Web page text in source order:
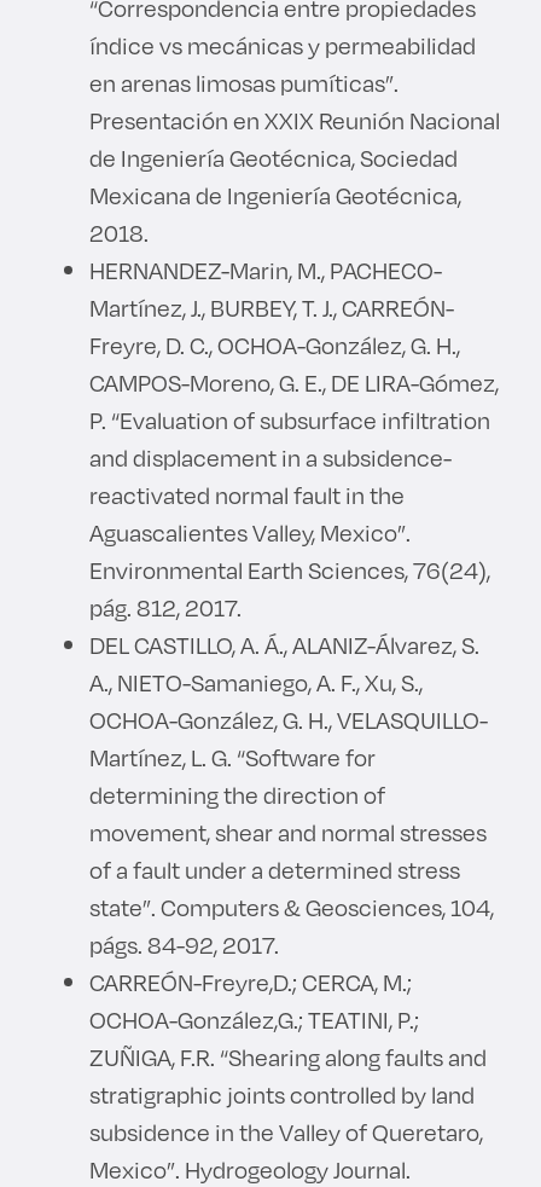
“Correspondencia entre propiedades
índice vs mecánicas y permeabilidad
en arenas limosas pumíticas”.
Presentación en XXIX Reunión Nacional
de Ingeniería Geotécnica, Sociedad
Mexicana de Ingeniería Geotécnica,
2018.
HERNANDEZ-Marin, M., PACHECO-
Martínez, J., BURBEY, T. J., CARREÓN-
Freyre, D. C., OCHOA-González, G. H.,
CAMPOS-Moreno, G. E., DE LIRA-Gómez,
P. “Evaluation of subsurface infiltration
and displacement in a subsidence-
reactivated normal fault in the
Aguascalientes Valley, Mexico”.
Environmental Earth Sciences, 76(24),
pág. 812, 2017.
DEL CASTILLO, A. Á., ALANIZ-Álvarez, S.
A., NIETO-Samaniego, A. F., Xu, S.,
OCHOA-González, G. H., VELASQUILLO-
Martínez, L. G. “Software for
determining the direction of
movement, shear and normal stresses
of a fault under a determined stress
state”. Computers & Geosciences, 104,
págs. 84-92, 2017.
CARREÓN-Freyre,D.; CERCA, M.;
OCHOA-González,G.; TEATINI, P.;
ZUÑIGA, F.R. “Shearing along faults and
stratigraphic joints controlled by land
subsidence in the Valley of Queretaro,
Mexico”. Hydrogeology Journal.